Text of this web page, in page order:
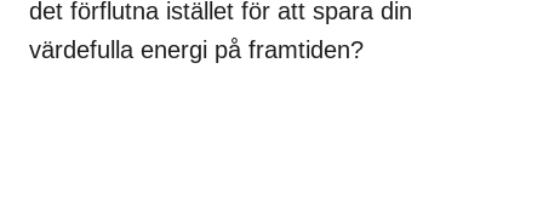
det förflutna istället för att spara din
värdefulla energi på framtiden?